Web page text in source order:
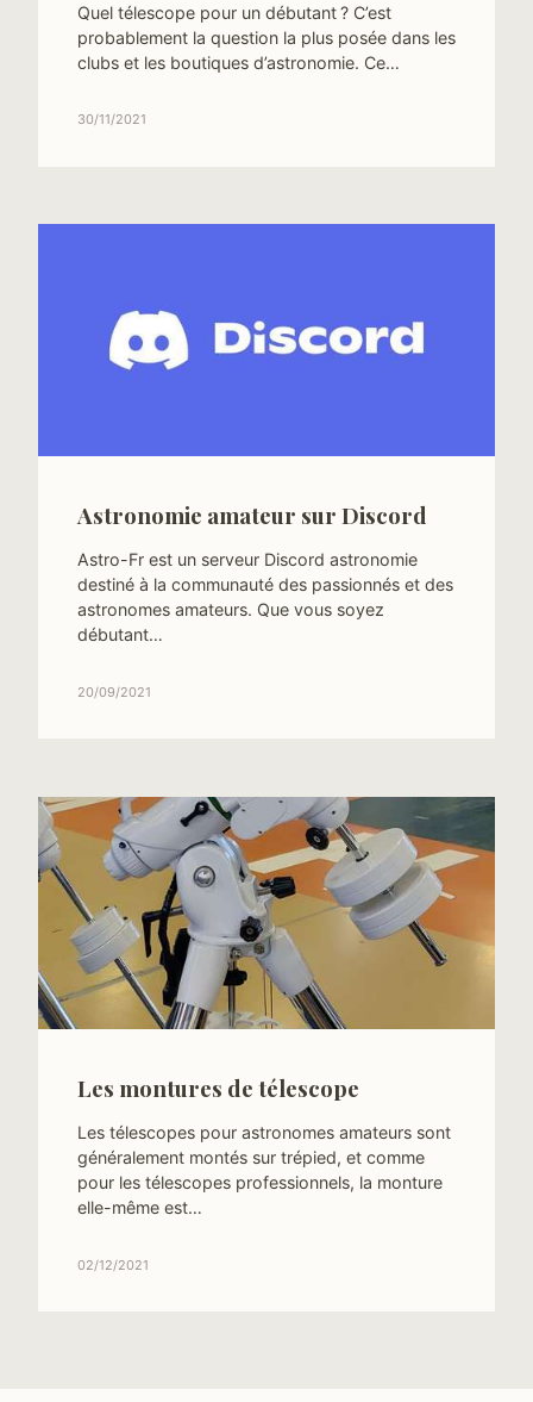
Quel télescope pour un débutant ? C’est
probablement la question la plus posée dans les
clubs et les boutiques d’astronomie. Ce…
30/11/2021
Astronomie amateur sur Discord
Astro-Fr est un serveur Discord astronomie
destiné à la communauté des passionnés et des
astronomes amateurs. Que vous soyez
débutant…
20/09/2021
Les montures de télescope
Les télescopes pour astronomes amateurs sont
généralement montés sur trépied, et comme
pour les télescopes professionnels, la monture
elle-même est…
02/12/2021